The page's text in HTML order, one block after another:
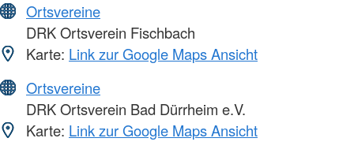
Ortsvereine
DRK Ortsverein Fischbach
Karte: Link zur Google Maps Ansicht
Ortsvereine
DRK Ortsverein Bad Dürrheim e.V.
Karte: Link zur Google Maps Ansicht